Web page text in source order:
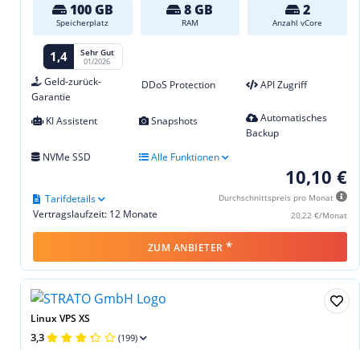
100 GB
Speicherplatz
8 GB
RAM
2
Anzahl vCore
1,4 Sehr Gut
01/2026
Geld-zurück-
Garantie
DDoS Protection API Zugriff
KI Assistent Snapshots
Automatisches
Backup
NVMe SSD
Alle Funktionen
10,10 €
Durchschnittspreis pro Monat
20,22 €/Monat
Vertragslaufzeit: 12 Monate
Tarifdetails
ZUM ANBIETER *
Linux VPS XS
3,3 (199)